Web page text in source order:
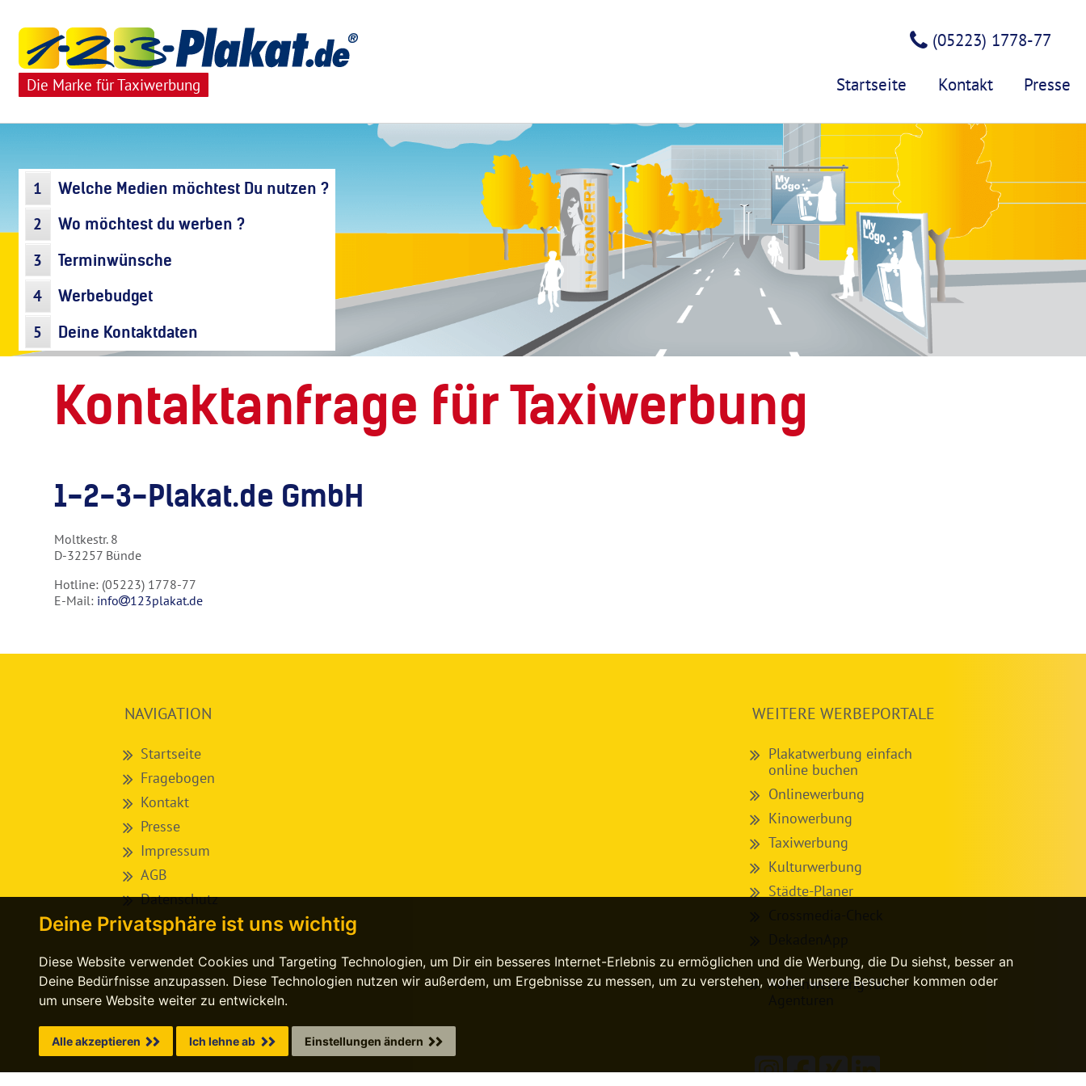
Deine Privatsphäre ist uns wichtig
Diese Website verwendet Cookies und Targeting Technologien, um Dir ein besseres Internet-Erlebnis zu ermöglichen und die Werbung, die Du siehst, besser an
Deine Bedürfnisse anzupassen. Diese Technologien nutzen wir außerdem, um Ergebnisse zu messen, um zu verstehen, woher unsere Besucher kommen oder
um unsere Website weiter zu entwickeln.
Alle akzeptieren Ich lehne ab Einstellungen ändern
Die Marke für Taxiwerbung
(05223) 1778-77
Startseite Kontakt Presse
1 Welche Medien möchtest Du nutzen ?
2 Wo möchtest du werben ?
3 Terminwünsche
4 Werbebudget
5 Deine Kontaktdaten
Kontaktanfrage für Taxiwerbung
1-2-3-Plakat.de GmbH
Moltkestr. 8
D-32257 Bünde
Hotline: (05223) 1778-77
E-Mail: info 123plakat.de
NAVIGATION
Startseite
Fragebogen
Kontakt
Presse
Impressum
AGB
Datenschutz
WEITERE WERBEPORTALE
Plakatwerbung einfach
online buchen
Onlinewerbung
Kinowerbung
Taxiwerbung
Kulturwerbung
Städte-Planer
Außenwerbung für